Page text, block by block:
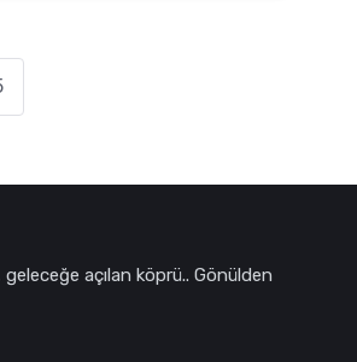
açılan köprü.. Gönülden